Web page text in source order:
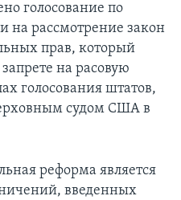
голосование по
на рассмотрение закон
прав, который
на расовую
голосования штатов,
судом США в
реформа является
введенных